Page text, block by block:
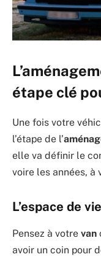
étape clé
Une fois votre
l’étape de l’
elle va définir le
voire les années, à
L’espace de vie
Pensez à votre van
avoir un coin pour